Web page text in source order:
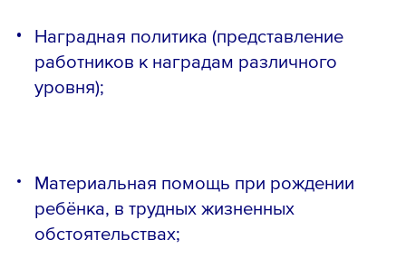
Наградная политика (представление
работников к наградам различного
уровня);
Материальная помощь при рождении
ребёнка, в трудных жизненных
обстоятельствах;